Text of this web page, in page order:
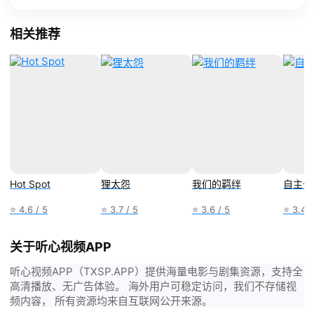
相关推荐
Hot Spot
⭐ 4.6 / 5
狸太怨
⭐ 3.7 / 5
我们的羁绊
⭐ 3.6 / 5
自主
⭐ 3.4
关于听心视频APP
听心视频APP（TXSP.APP）提供海量电影与剧集资源，支持全
高清播放、无广告体验。 海外用户可稳定访问，我们不存储视
频内容， 所有资源均来自互联网公开来源。